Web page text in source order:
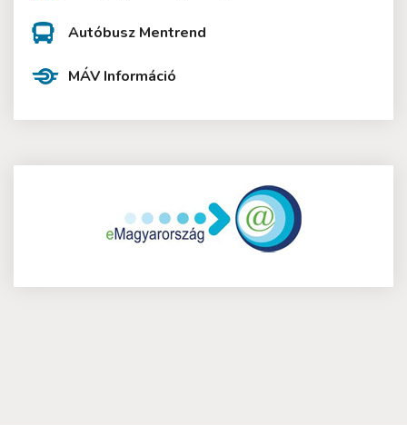
Autóbusz Mentrend
MÁV Információ